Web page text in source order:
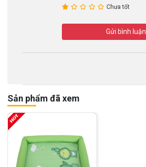
Chưa tốt
Gửi bình luận
Sản phẩm đã xem